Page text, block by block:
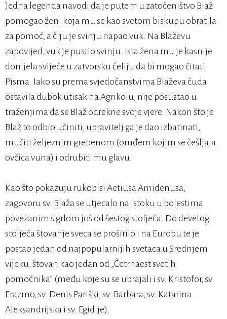
Jedna legenda navodi da je putem u zatočeništvo Blaž
pomogao ženi koja mu se kao svetom biskupu obratila
za pomoć, a čiju je svinju napao vuk. Na Blaževu
zapovijed, vuk je pustio svinju. Ista žena mu je kasnije
donijela svijeće u zatvorsku ćeliju da bi mogao čitati
Pisma. Iako su prema svjedočanstvima Blaževa čuda
ostavila dubok utisak na Agrikolu, nije posustao u
traženjima da se Blaž odrekne svoje vjere. Nakon što je
Blaž to odbio učiniti, upravitelj ga je dao izbatinati,
mučiti željeznim grebenom (oruđem kojim se češljala
ovčica vuna) i odrubiti mu glavu.
Kao što pokazuju rukopisi Aetiusa Amidenusa,
zagovoru sv. Blaža se utjecalo na istoku u bolestima
povezanim s grlom još od šestog stoljeća. Do devetog
stoljeća štovanje sveca se proširilo i na Europu te je
postao jedan od najpopularnijih svetaca u Srednjem
vijeku, štovan kao jedan od „Četrnaest svetih
pomoćnika” (među koje su se ubrajali i sv. Kristofor, sv.
Erazmo, sv. Denis Pariški, sv. Barbara, sv. Katarina
Aleksandrijska i sv. Egidije).